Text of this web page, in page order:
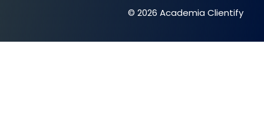
© 2026 Academia Clientify